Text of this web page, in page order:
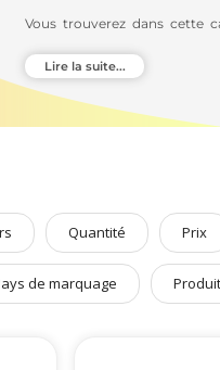
Vous trouverez dans cette
lampes de bureau
écolos.
Nous avons également
Lire la suite...
Quantité Prix
de marquage Produit